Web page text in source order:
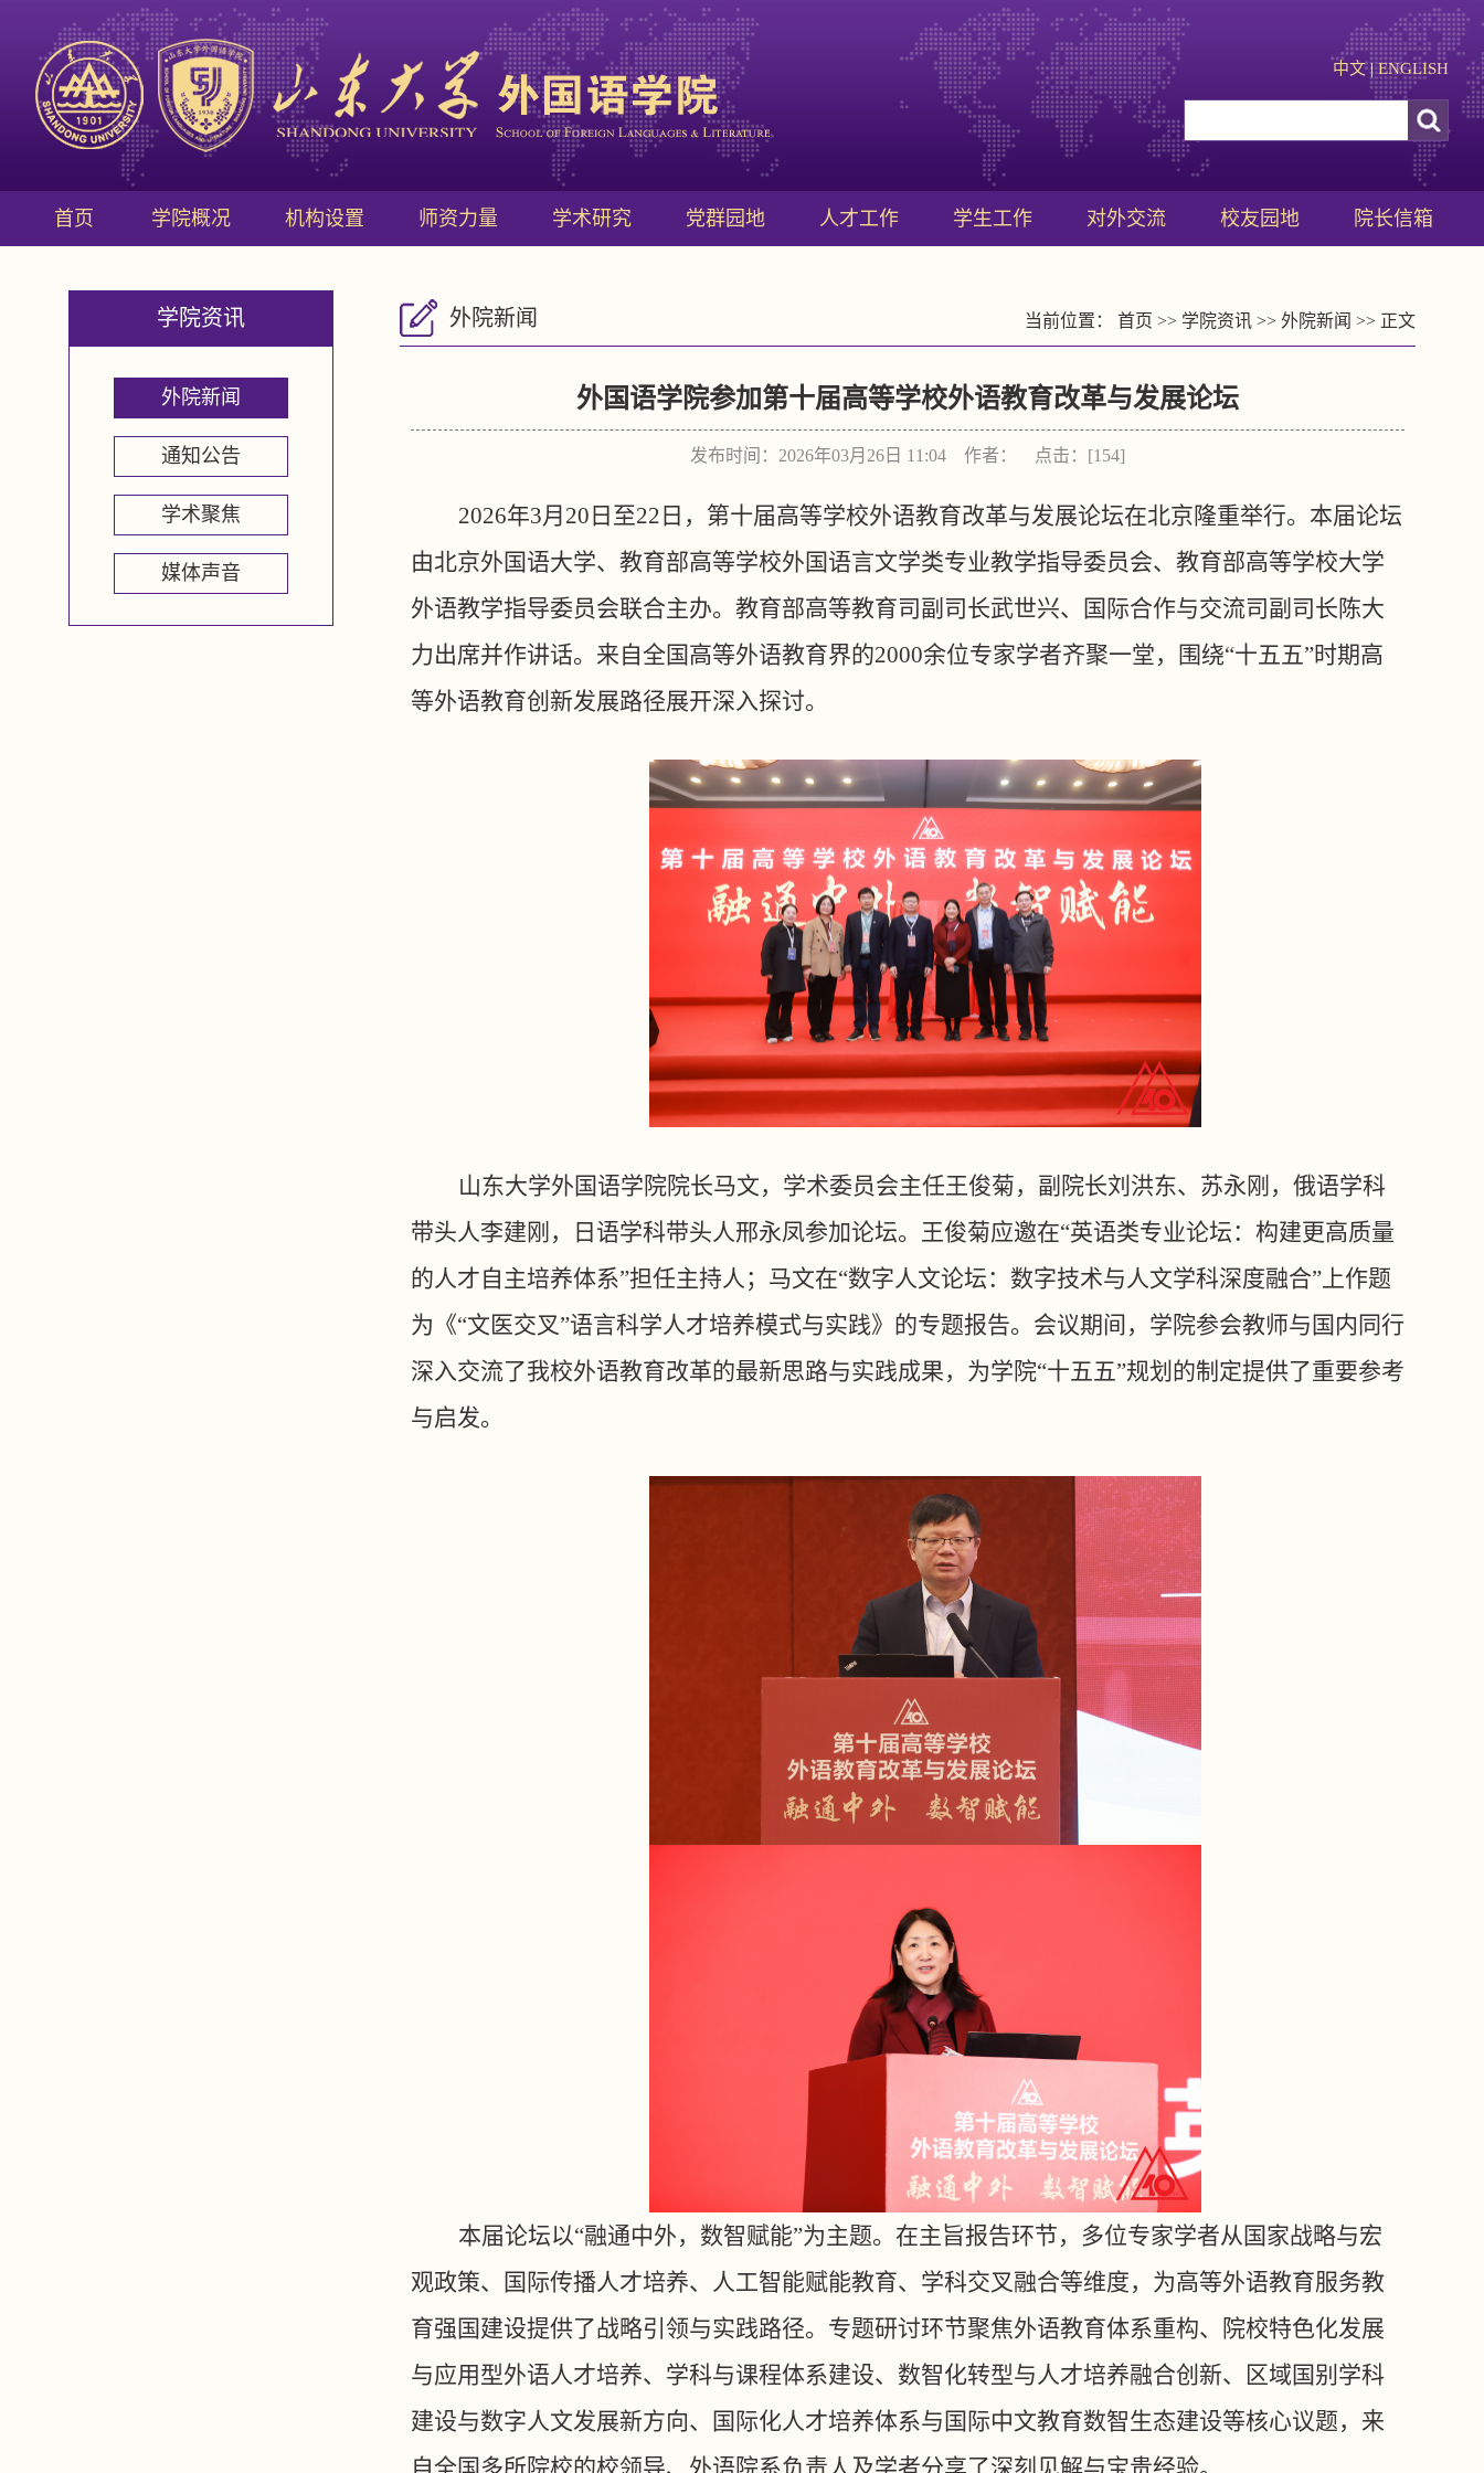
中文|ENGLISH
首页 学院概况 机构设置 师资力量 学术研究 党群园地 人才工作 学生工作 对外交流 校友园地 院长信箱
学院资讯
外院新闻
通知公告
学术聚焦
媒体声音
外院新闻 当前位置： 首页 >> 学院资讯 >> 外院新闻 >> 正文
外国语学院参加第十届高等学校外语教育改革与发展论坛
发布时间：2026年03月26日 11:04 作者： 点击：[154]
2026年3月20日至22日，第十届高等学校外语教育改革与发展论坛在北京隆重举行。本届论坛
由北京外国语大学、教育部高等学校外国语言文学类专业教学指导委员会、教育部高等学校大学
外语教学指导委员会联合主办。教育部高等教育司副司长武世兴、国际合作与交流司副司长陈大
力出席并作讲话。来自全国高等外语教育界的2000余位专家学者齐聚一堂，围绕“十五五”时期高
等外语教育创新发展路径展开深入探讨。
山东大学外国语学院院长马文，学术委员会主任王俊菊，副院长刘洪东、苏永刚，俄语学科
带头人李建刚，日语学科带头人邢永凤参加论坛。王俊菊应邀在“英语类专业论坛：构建更高质量
的人才自主培养体系”担任主持人；马文在“数字人文论坛：数字技术与人文学科深度融合”上作题
为《“文医交叉”语言科学人才培养模式与实践》的专题报告。会议期间，学院参会教师与国内同行
深入交流了我校外语教育改革的最新思路与实践成果，为学院“十五五”规划的制定提供了重要参考
与启发。
本届论坛以“融通中外，数智赋能”为主题。在主旨报告环节，多位专家学者从国家战略与宏
观政策、国际传播人才培养、人工智能赋能教育、学科交叉融合等维度，为高等外语教育服务教
育强国建设提供了战略引领与实践路径。专题研讨环节聚焦外语教育体系重构、院校特色化发展
与应用型外语人才培养、学科与课程体系建设、数智化转型与人才培养融合创新、区域国别学科
建设与数字人文发展新方向、国际化人才培养体系与国际中文教育数智生态建设等核心议题，来
自全国多所院校的校领导、外语院系负责人及学者分享了深刻见解与宝贵经验。